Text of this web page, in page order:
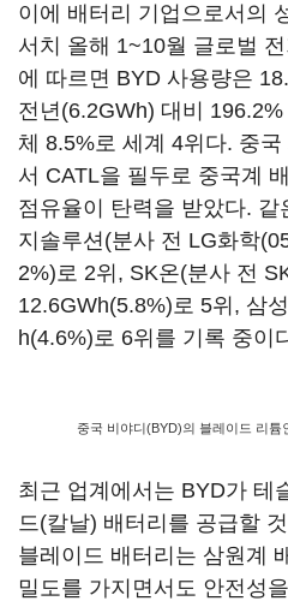
이에 배터리 기업으로서의
서치 올해 1~10월 글로벌
에 따르면 BYD 사용량은
전년(6.2GWh) 대비
체 8.5%로 세계 4위다. 중
서 CATL을 필두로 중국계
점유율이 탄력을 받았다. 같
지솔루션(분사 전 LG화학
2%)로 2위, SK온(분사 전
12.6GWh(5.8%)로 5위, 삼
h(4.6%)로 6위를 기록 중이
중국 비야디(BYD)의 블레이드 리튬
최근 업계에서는 BYD가 테
드(칼날) 배터리를 공급할
블레이드 배터리는 삼원계
밀도를 가지면서도 안전성